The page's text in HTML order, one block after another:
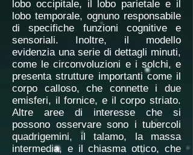
lobo occipitale, il lobo parietale e il
lobo temporale, ognuno responsabile
di specifiche funzioni cognitive e
sensoriali. Inoltre, il modello
evidenzia una serie di dettagli minuti,
come le circonvoluzioni e i solchi, e
presenta strutture importanti come il
corpo calloso, che connette i due
emisferi, il fornice, e il corpo striato.
Altre aree di interesse che si
possono osservare sono i tubercoli
quadrigemini, il talamo, la massa
intermedia, e il chiasma ottico, che